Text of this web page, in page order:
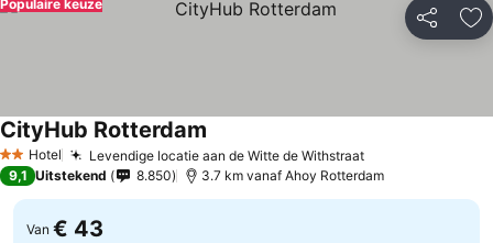
Delen
Populaire keuze
2 Sterren
Hotel Levendige locatie aan de Witte de Withstraat
CityHub Rotterdam
9,1 Uitstekend 8.850 3.7 km vanaf Ahoy Rotterdam
Van € 43